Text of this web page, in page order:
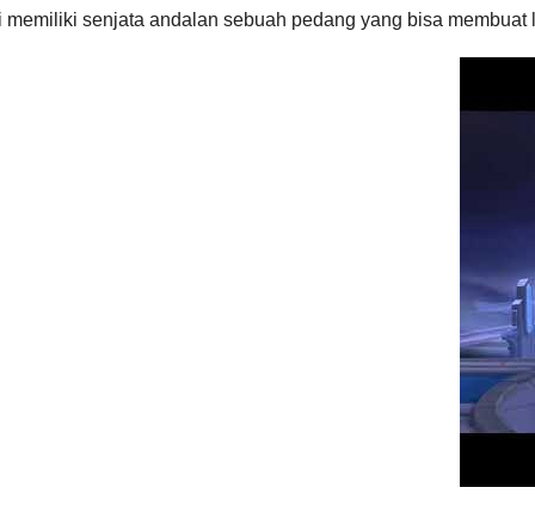
memiliki senjata andalan sebuah pedang yang bisa